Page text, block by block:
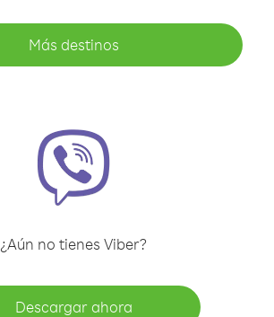
Más destinos
¿Aún no tienes Viber?
Descargar ahora